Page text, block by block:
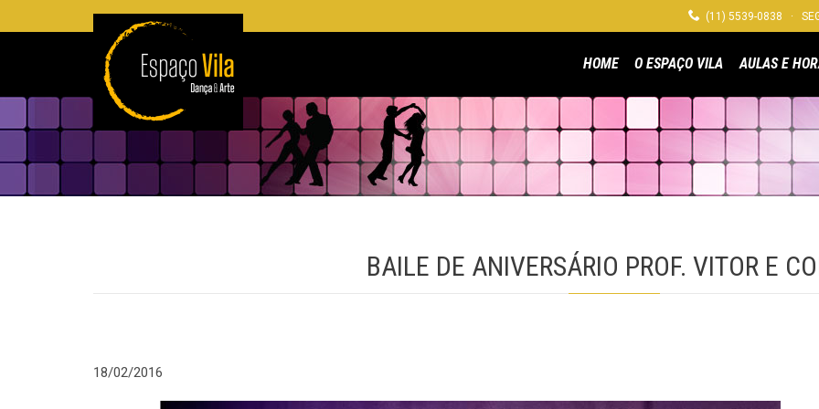
 (11) 5539-0838 ·
HOME O ESPAÇO VILA AULAS E
BAILE DE ANIVERSÁRIO PROF. VITOR E
18/02/2016